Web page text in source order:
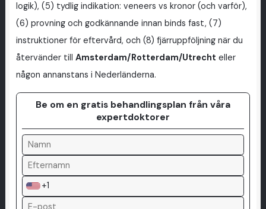
logik), (5) tydlig indikation: veneers vs kronor (och varför),
(6) provning och godkännande innan binds fast, (7)
instruktioner för eftervård, och (8) fjärruppföljning när du
återvänder till Amsterdam/Rotterdam/Utrecht eller
någon annanstans i Nederländerna.
Be om en gratis behandlingsplan från våra
expertdoktorer
+1